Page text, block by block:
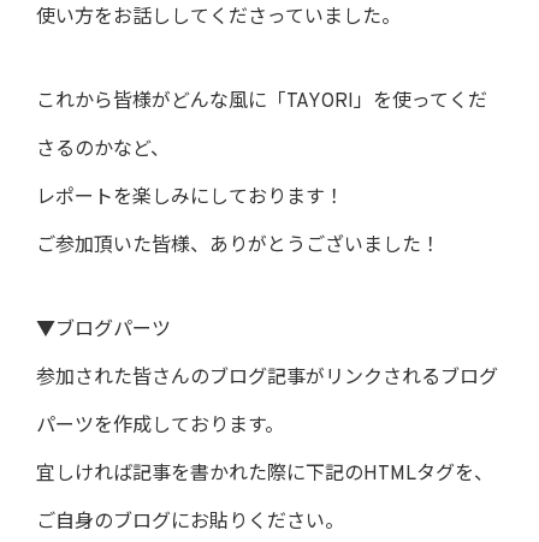
使い方をお話ししてくださっていました。
これから皆様がどんな風に「TAYORI」を使ってくだ
さるのかなど、
レポートを楽しみにしております！
ご参加頂いた皆様、ありがとうございました！
▼ブログパーツ
参加された皆さんのブログ記事がリンクされるブログ
パーツを作成しております。
宜しければ記事を書かれた際に下記のHTMLタグを、
ご自身のブログにお貼りください。